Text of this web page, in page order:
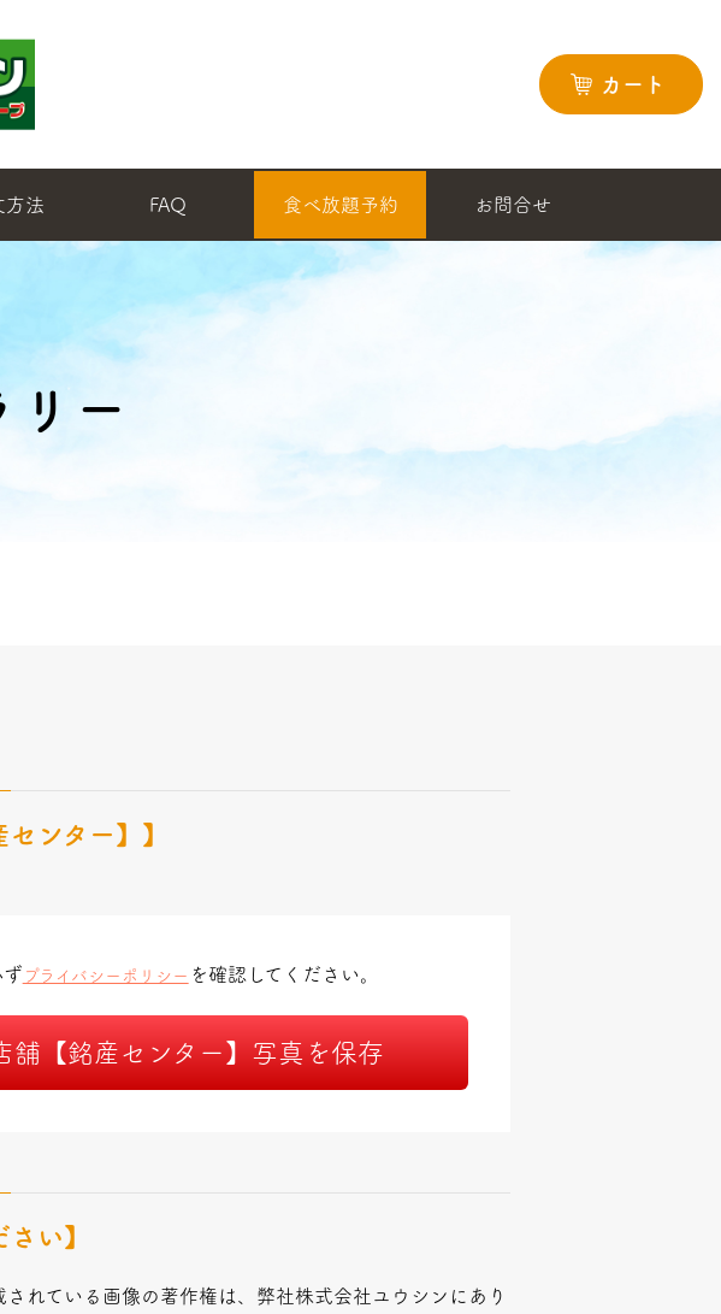
カート
方法 FAQ 食べ放題予約 お問合せ
リー
センター】】
ず プライバシーポリシー を確認してください。
舗【銘産センター】写真を保存
さい】
されている画像の著作権は、弊社株式会社ユウシンにあり